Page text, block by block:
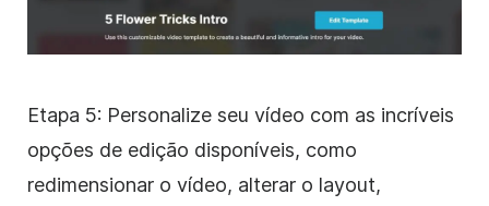
Etapa 5: Personalize seu vídeo com as incríveis
opções de edição disponíveis, como
redimensionar o vídeo, alterar o layout,